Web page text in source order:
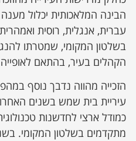
הבינה המלאכותית יכלול
עברית, אנגלית, רוסית
בשלטון המקומי, שמטרתו
הקהלים בעיר, בהתאם
הזכייה מהווה נדבך נוסף
עיריית בית שמש בשנים
כמודל ארצי לחדשנות
מתקדמים בשלטון המקומי.